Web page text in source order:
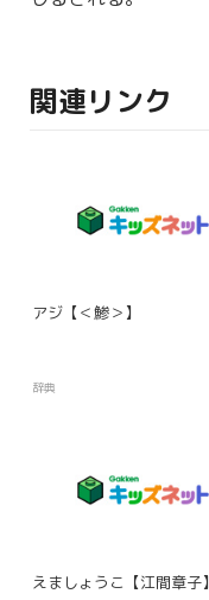
関連リンク
アジ【＜鯵＞】
辞典
えましょうこ【江間章子】